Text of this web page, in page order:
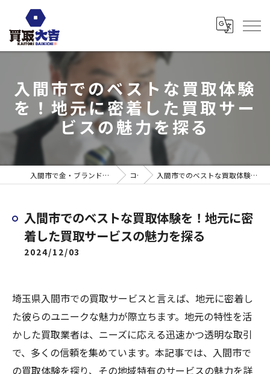
入間市でのベストな買取体験
を！地元に密着した買取サー
ビスの魅力を探る
入間市で金・ブランド売るなら買取大吉 ウエスタ武蔵藤沢店 コラム 入間市でのベストな買取体験を！地元に密着した買取サービスの魅力を探る
入間市でのベストな買取体験を！地元に密
着した買取サービスの魅力を探る
2024/12/03
埼玉県入間市での買取サービスと言えば、地元に密着し
た彼らのユニークな魅力が際立ちます。地元の特性を活
かした買取業者は、ニーズに応える迅速かつ透明な取引
で、多くの信頼を集めています。本記事では、入間市で
の買取体験を探り、その地域特有のサービスの魅力を詳